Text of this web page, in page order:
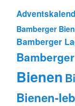
Bamberger
Bamberger
Bienen
Bienen-